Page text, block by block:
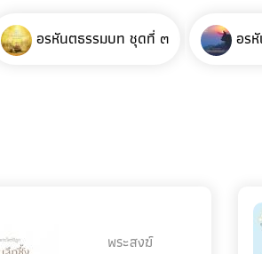
อรหันตธรรมบท ชุดที่ ๓ อร
พระสงฆ์